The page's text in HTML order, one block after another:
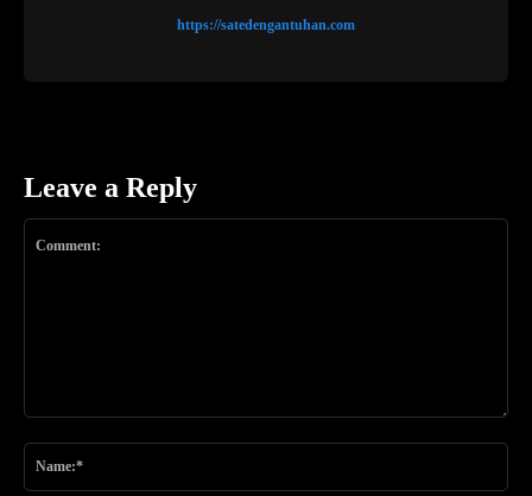
Leave a Reply
https://satedengantuhan.com